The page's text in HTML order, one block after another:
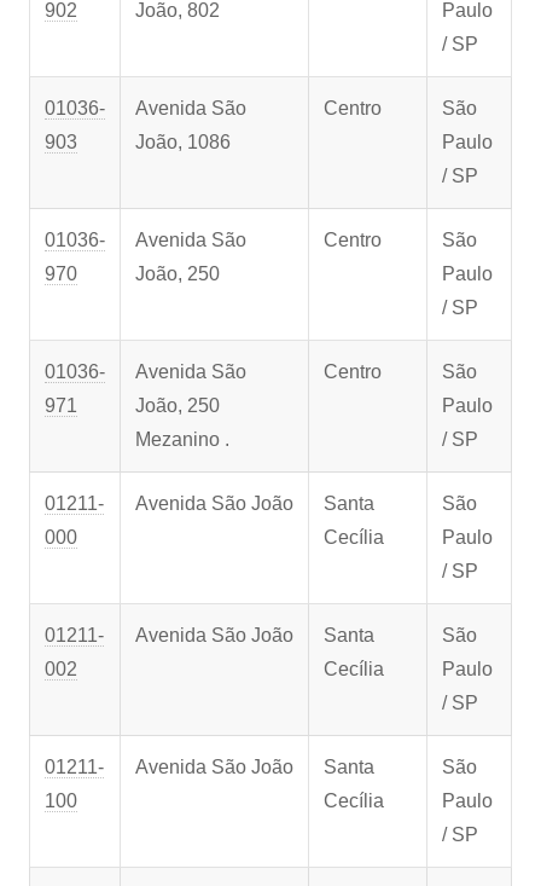
902 João, 802
Paulo
/ SP
01036-
903
Avenida São
João, 1086
Centro
São
Paulo
/ SP
01036-
970
Avenida São
João, 250
Centro
São
Paulo
/ SP
01036-
971
Avenida São
João, 250
Mezanino .
Centro
São
Paulo
/ SP
01211-
000
Avenida São João
Santa
Cecília
São
Paulo
/ SP
01211-
002
Avenida São João
Santa
Cecília
São
Paulo
/ SP
01211-
100
Avenida São João
Santa
Cecília
São
Paulo
/ SP